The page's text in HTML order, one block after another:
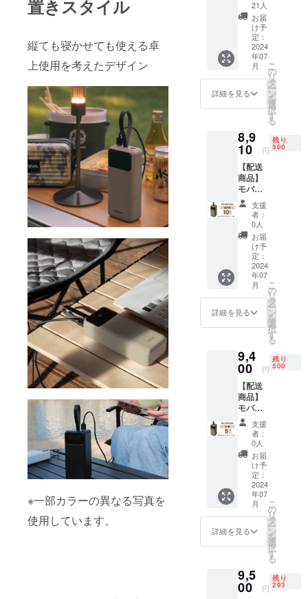
置きスタイル
縦ても寝かせても使える卓
上使用を考えたデザイン
※一部カラーの異なる写真を
使用しています。
※製品保
証は6か
月、初
期不良
の場合
は交換
致しま
ざいま
す。ご
了承く
ださ
い。 ※
ご注文
状況、
使用部
材の供
上の都
合等に
より出
荷時期
が遅れ
る場合
があり
ます。
※製品保
証は6か
月、初
期不良
の場合
は交換
致しま
【ご注
意】 ※
皆様の
支援に
より量
産効率
が向上
した場
合、正
定価格
より下
がる可
能性も
ござい
ます。
※デザイ
ン・仕
様は変
更にな
る可能
性もご
ざいま
す。ご
了承く
ださ
い。 ※
材の供
給状
況、製
造工程
上の都
合等に
より出
荷時期
が遅れ
る場合
があり
ます。
※製品保
証は6か
月、初
の場合
は交換
ジャー
50000
mAh １
般販売
価格】
9900円
【割引
率】
15％OF
F 【配
用】 送
料込み
の価格
です。
【ご注
意】 ※
皆様の
支援に
より量
産効率
が向上
した場
合、正
規販売
価格が
販売予
定価格
ござい
ます。
※デザイ
ン・仕
様は変
更にな
る可能
性もご
ざいま
す。ご
了承く
ださ
い。 ※
ご注文
状況、
使用部
材の供
上の都
合等に
21人
お届
け予
定：
2024
年07
月
詳細を見る
こ
の
リ
タ
ー
ン
を
選
択
す
る
8,9
10 円
残り
500
【配送
商品】
モバイ
ル
チャー
ジャー
50000
mAh １
般販売
価格】
9900円
【割引
率】
10％OF
F 【配
用】 送
料込み
の価格
です。
【ご注
意】 ※
皆様の
支援に
より量
産効率
が向上
した場
合、正
規販売
価格が
販売予
定価格
ござい
ます。
※デザイ
支援
者：
0人
お届
け予
定：
2024
年07
月
詳細を見る
こ
の
リ
タ
ー
ン
を
選
択
す
る
9,4
00 円
残り
500
【配送
商品】
モバイ
ル
チャー
ジャー
50000
mAh １
般販売
価格】
9900円
【割引
率】
5％OFF
【配送
送料込
みの価
格で
支援
者：
0人
お届
け予
定：
2024
年07
月
詳細を見る
こ
の
リ
タ
ー
ン
を
選
択
す
る
9,5
00 円
残り
293